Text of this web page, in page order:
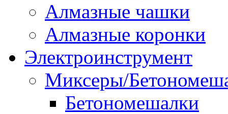
Алмазные чашки
Алмазные коронки
Электроинструмент
Миксеры/
Бетономешалки